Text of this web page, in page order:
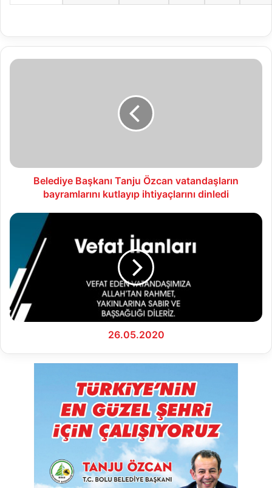
Belediye
dinledi
Belediye Başkanı Tanju Özcan vatandaşların
bayramlarını kutlayıp ihtiyaçlarını dinledi
26.05.2020
26.05.2020